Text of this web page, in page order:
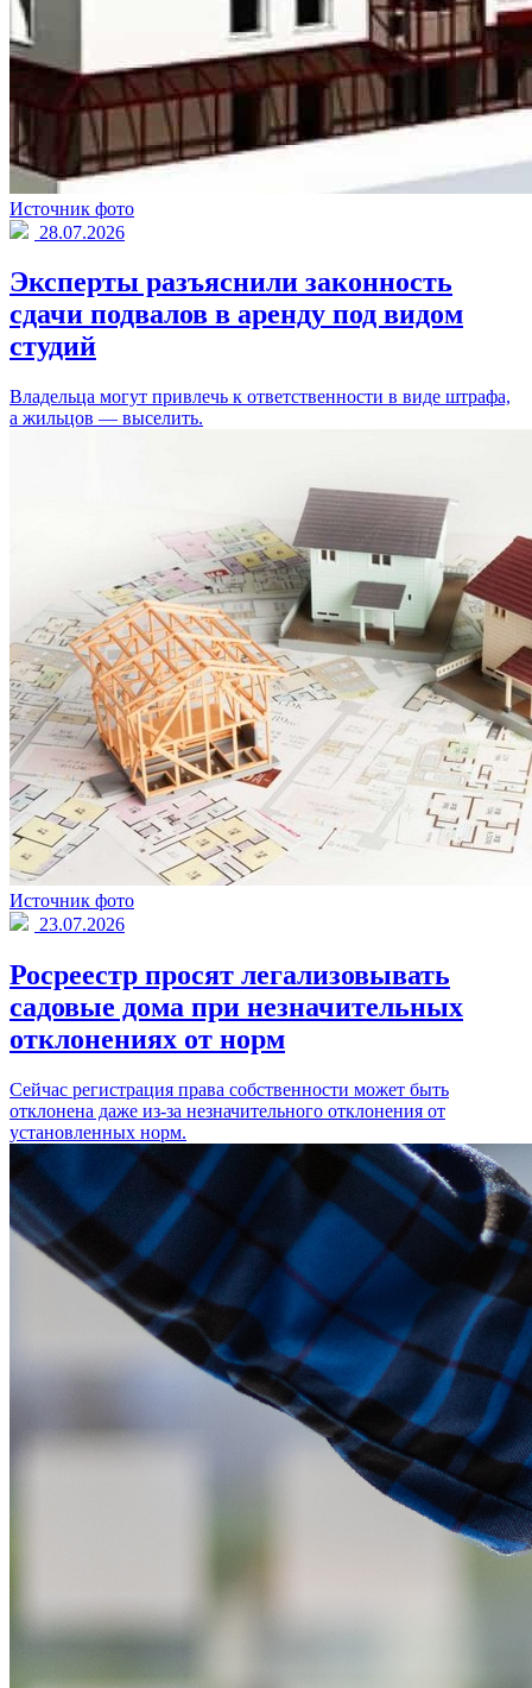
Источник фото
28.07.2026
Эксперты разъяснили законность
сдачи подвалов в аренду под видом
студий
Владельца могут привлечь к ответственности в виде штрафа,
а жильцов — выселить.
Источник фото
23.07.2026
Росреестр просят легализовывать
садовые дома при незначительных
отклонениях от норм
Сейчас регистрация права собственности может быть
отклонена даже из-за незначительного отклонения от
установленных норм.